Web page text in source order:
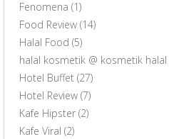
Fenomena (1)
Food Review (14)
Halal Food (5)
halal kosmetik @ kosmetik halal
Hotel Buffet (27)
Hotel Review (7)
Kafe Hipster (2)
Kafe Viral (2)